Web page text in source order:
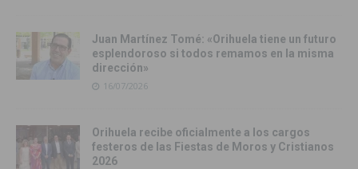
Juan Martínez Tomé: «Orihuela tiene un futuro
esplendoroso si todos remamos en la misma
dirección»
16/07/2026
Orihuela recibe oficialmente a los cargos
festeros de las Fiestas de Moros y Cristianos
2026